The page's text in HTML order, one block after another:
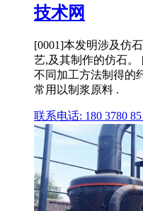
技术网
[0001]本发明涉及仿
艺,及其制作的仿石。
不同加工方法制得的
常用以制浆原料 .
联系电话: 180 3780